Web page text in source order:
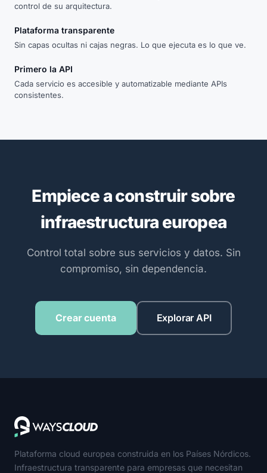
control de su arquitectura.
Plataforma transparente
Sin capas ocultas ni cajas negras. Lo que ejecuta es lo que ve.
Primero la API
Cada servicio es accesible y automatizable mediante APIs
consistentes.
Empiece a construir sobre
infraestructura europea
Control total sobre sus servicios y datos. Sin
compromiso, sin dependencia.
Crear cuenta Explorar API
Plataforma cloud europea construida en los Países Nórdicos.
Infraestructura transparente para empresas que necesitan